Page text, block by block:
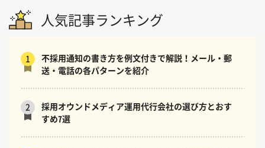
人気記事ランキング
1
不採用通知の書き方を例文付きで解説！メール・郵
送・電話の各パターンを紹介
2
採用オウンドメディア運用代行会社の選び方とおす
すめ7選